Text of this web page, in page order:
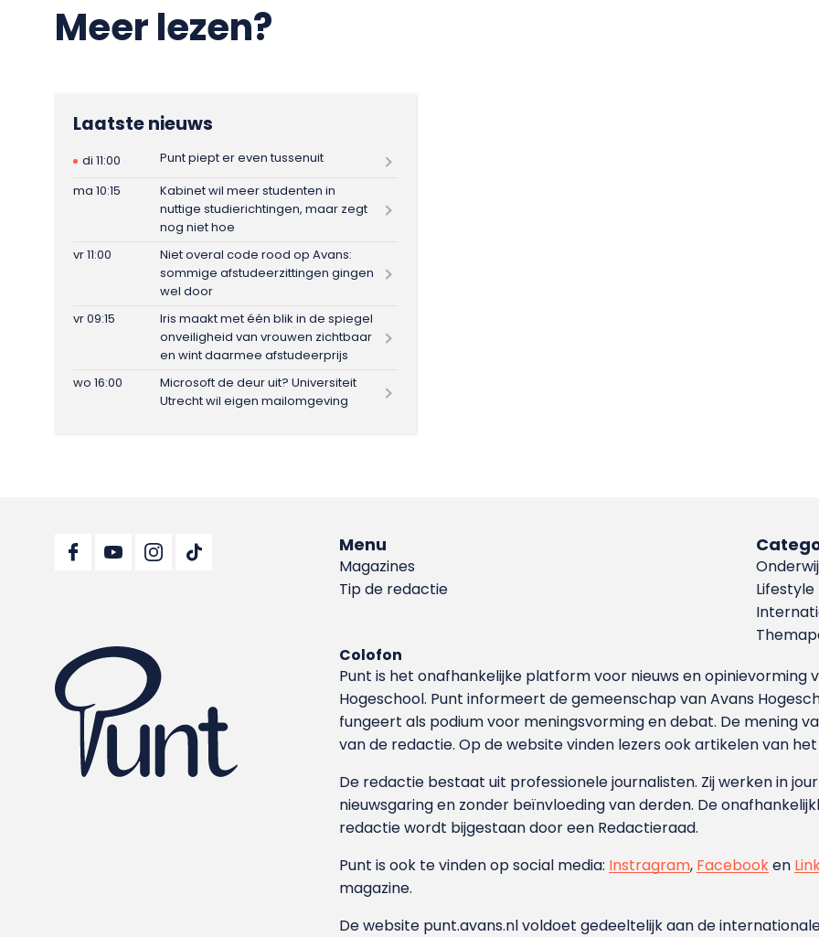
Meer lezen?
Laatste nieuws
di 11:00
Punt piept er even tussenuit
ma 10:15
Kabinet wil meer studenten in
nuttige studierichtingen, maar zegt
nog niet hoe
vr 11:00
Niet overal code rood op Avans:
sommige afstudeerzittingen gingen
wel door
vr 09:15
Iris maakt met één blik in de spiegel
onveiligheid van vrouwen zichtbaar
en wint daarmee afstudeerprijs
wo 16:00
Microsoft de deur uit? Universiteit
Utrecht wil eigen mailomgeving
Menu
Magazines
Tip de redactie
Lifestyle
Colofon
Punt is het onafhankelijke platform voor nieuws en
Hoge­school. Punt informeert de gemeenschap van Avans
fungeert als podium voor meningsvorming en debat. De mening
van de redactie. Op de website vinden lezers ook artikelen van
De redactie bestaat uit professionele journalisten. Zij werken in
nieuwsgaring en zonder beïnvloeding van derden. De
redactie wordt bijgestaan door een Redactieraad.
Punt is ook te vinden op social media: Instragram, Facebooken
magazine.
De website punt.avans.nl voldoet gedeeltelijk aan de